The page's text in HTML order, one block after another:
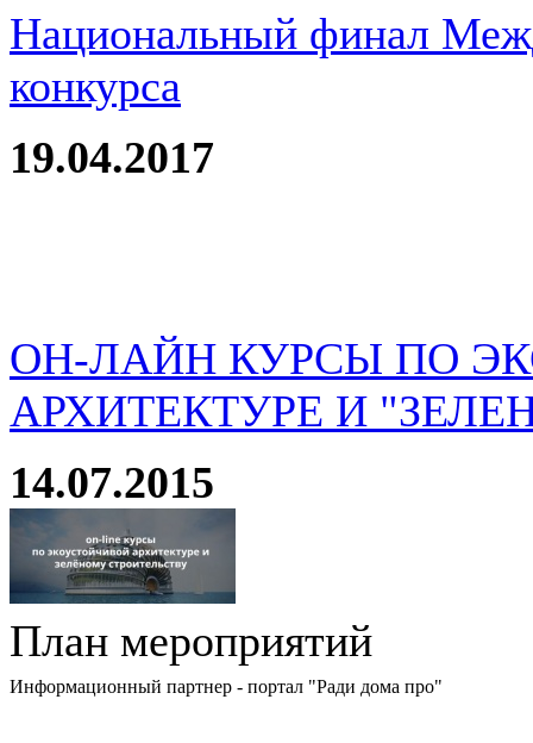
Национальный финал
конкурса
19.04.2017
ОН-ЛАЙН КУРСЫ ПО
АРХИТЕКТУРЕ И
14.07.2015
План мероприятий
Информационный партнер - портал "Ради дома про"